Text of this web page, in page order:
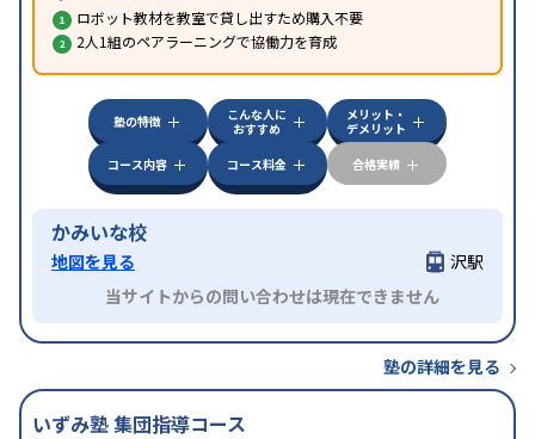
ロボット教材を教室で貸し出すため購入不要
2人1組のペアラーニングで協働力を育成
塾の特徴
こんな人に
おすすめ
メリット・
デメリット
コース内容
コース料金 合格実績
かみいな校
地図を見る
沢駅
当サイトからの問い合わせは現在できません
塾の詳細を見る
いずみ塾 集団指導コース